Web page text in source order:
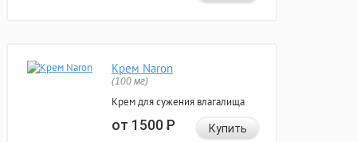
Крем Naron
(100 мг)
Крем для сужения влагалища
от 1500Р Купить